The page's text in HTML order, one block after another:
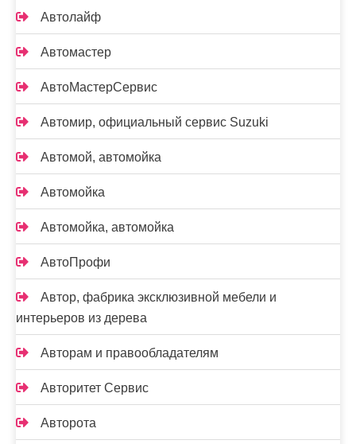
Автолайф
Автомастер
АвтоМастерСервис
Автомир, официальный сервис Suzuki
Автомой, автомойка
Автомойка
Автомойка, автомойка
АвтоПрофи
Автор, фабрика эксклюзивной мебели и
интерьеров из дерева
Авторам и правообладателям
Авторитет Сервис
Авторота